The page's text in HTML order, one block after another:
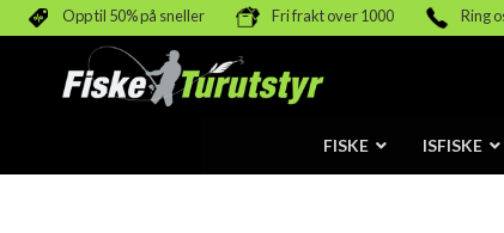
Opp til 50% på sneller Fri frakt over 1000 Ring
FISKE ISFISKE